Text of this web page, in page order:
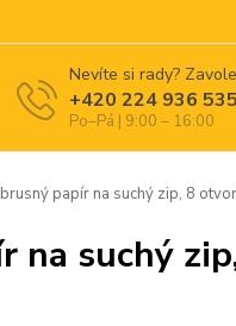
Nevíte si rady?
+420 224 936 535
Po–Pá | 9:00 – 16:00
papír na suchý zip, 8
na suchý